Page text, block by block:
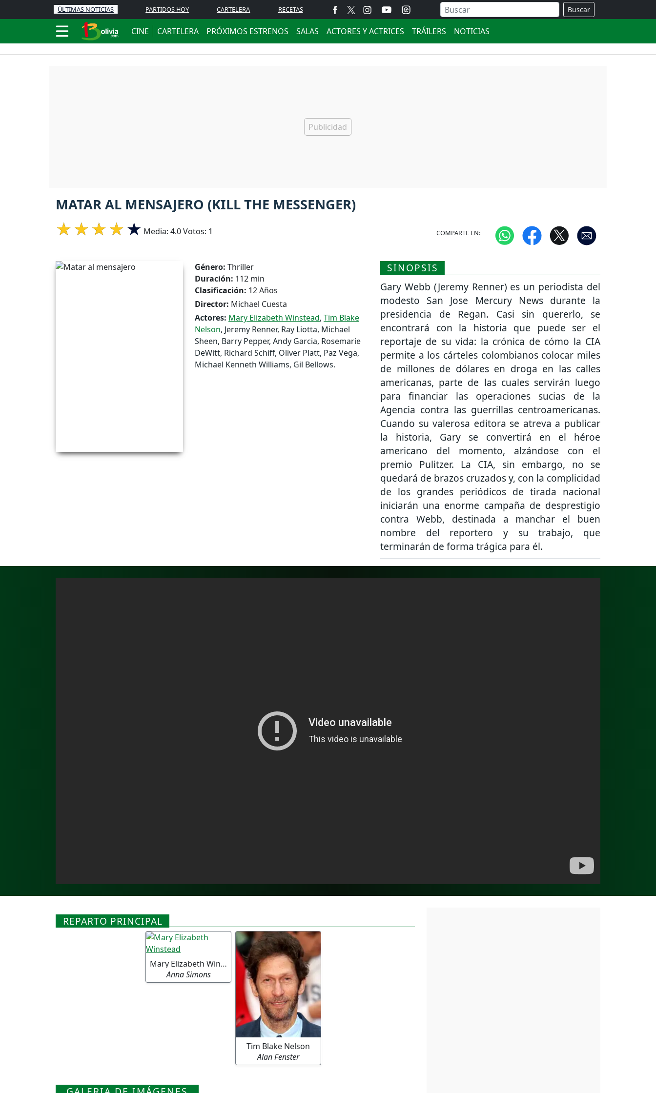
ÚLTIMAS NOTICIAS PARTIDOS HOY CARTELERA RECETAS Buscar
CINE CARTELERA PRÓXIMOS ESTRENOS SALAS ACTORES Y ACTRICES TRÁILERS NOTICIAS
MATAR AL MENSAJERO (KILL THE MESSENGER)
Media: 4.0Votos: 1 COMPARTE EN:
Género: Thriller
Duración: 112 min
Clasificación: 12 Años
Director: Michael Cuesta
Actores: Mary Elizabeth Winstead, Tim Blake
Nelson, Jeremy Renner, Ray Liotta, Michael
Sheen, Barry Pepper, Andy Garcia, Rosemarie
DeWitt, Richard Schiff, Oliver Platt, Paz Vega,
Michael Kenneth Williams, Gil Bellows.
SINOPSIS
Gary Webb (Jeremy Renner) es un periodista del
modesto San Jose Mercury News durante la
presidencia de Regan. Casi sin quererlo, se
encontrará con la historia que puede ser el
reportaje de su vida: la crónica de cómo la CIA
permite a los cárteles colombianos colocar miles
de millones de dólares en droga en las calles
americanas, parte de las cuales servirán luego
para financiar las operaciones sucias de la
Agencia contra las guerrillas centroamericanas.
Cuando su valerosa editora se atreva a publicar
la historia, Gary se convertirá en el héroe
americano del momento, alzándose con el
premio Pulitzer. La CIA, sin embargo, no se
quedará de brazos cruzados y, con la complicidad
de los grandes periódicos de tirada nacional
iniciarán una enorme campaña de desprestigio
contra Webb, destinada a manchar el buen
nombre del reportero y su trabajo, que
terminarán de forma trágica para él.
REPARTO PRINCIPAL
Mary Elizabeth Winstead
Anna Simons
Tim Blake Nelson
Alan Fenster